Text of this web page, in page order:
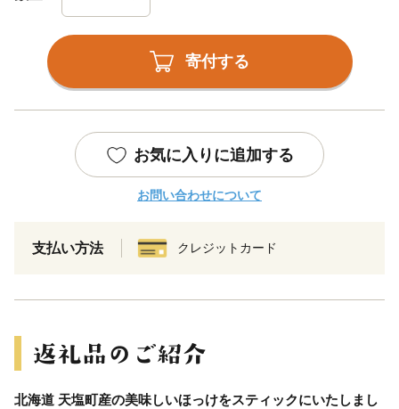
寄付する
お気に入りに追加する
お問い合わせについて
支払い方法 クレジットカード
北海道 天塩町産の美味しいほっけをスティックにいたしまし